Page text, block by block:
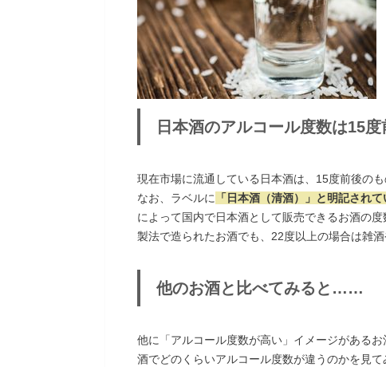
日本酒のアルコール度数は15
現在市場に流通している日本酒は、15度前後のも
なお、ラベルに 「日本酒（清酒）」と明記され
によって国内で日本酒として販売できるお酒の
製法で造られたお酒でも、22度以上の場合は雑酒
他のお酒と比べてみると……
他に「アルコール度数が高い」イメージがある
酒でどのくらいアルコール度数が違うのかを見て